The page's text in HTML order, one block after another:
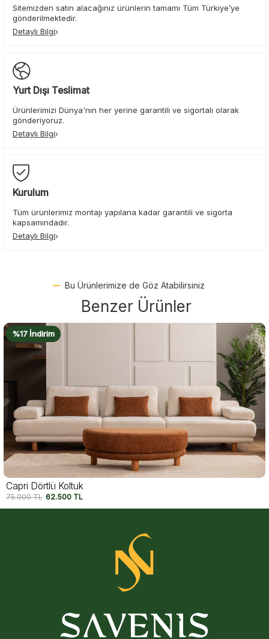
Sitemizden satın alacağınız ürünlerin tamamı Tüm Türkiye’ye
gönderilmektedir.
Detaylı Bilgi
Yurt Dışı Teslimat
Ürünlerimizi Dünya'nın her yerine garantili ve sigortalı olarak
gönderiyoruz.
Detaylı Bilgi
Kurulum
Tüm ürünlerimiz montajı yapılana kadar garantili ve sigorta
kapsamındadır.
Detaylı Bilgi
Bu Ürünlerimize de Göz Atabilirsiniz
Benzer Ürünler
%16 İndirim
Motto Dörtlü Koltuk
74.250TL 62.500TL